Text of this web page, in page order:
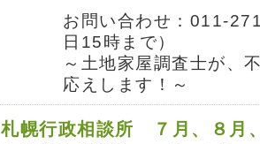
お問い合わせ：011-
日15時まで
～土地家屋調査士が、
応えします！～
札幌行政相談所 ７月、８月